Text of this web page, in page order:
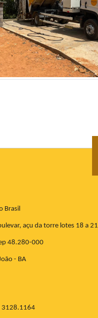
Brasil
açu da torre lotes 18 a 21
48.280-000
- BA
3128.1164